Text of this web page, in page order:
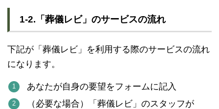
1-2.「葬儀レビ」のサービスの流れ
下記が「葬儀レビ」を利用する際のサービスの流れ
になります。
あなたが自身の要望をフォームに記入
（必要な場合）「葬儀レビ」のスタッフが